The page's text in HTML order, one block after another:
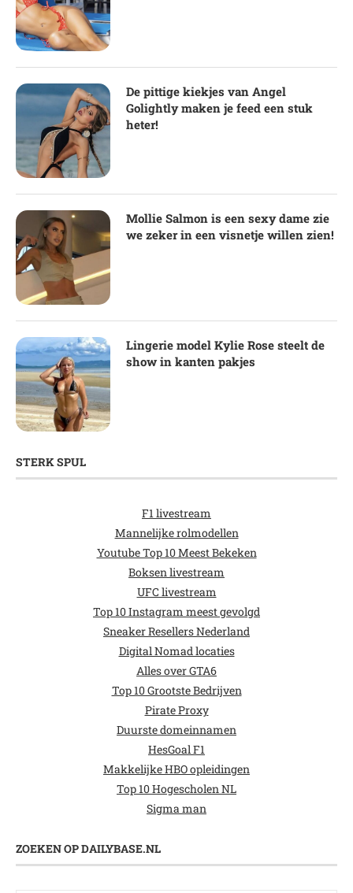
De pittige kiekjes van Angel
Golightly maken je feed een stuk
heter!
Mollie Salmon is een sexy dame zie
we zeker in een visnetje willen zien!
Lingerie model Kylie Rose steelt de
show in kanten pakjes
STERK SPUL
F1 livestream
Mannelijke rolmodellen
Youtube Top 10 Meest Bekeken
Boksen livestream
UFC livestream
Top 10 Instagram meest gevolgd
Sneaker Resellers Nederland
Digital Nomad locaties
Alles over GTA6
Top 10 Grootste Bedrijven
Pirate Proxy
Duurste domeinnamen
HesGoal F1
Makkelijke HBO opleidingen
Top 10 Hogescholen NL
Sigma man
ZOEKEN OP DAILYBASE.NL